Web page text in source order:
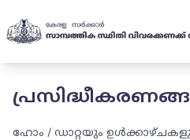
ഹോം / ഡാറ്റയും